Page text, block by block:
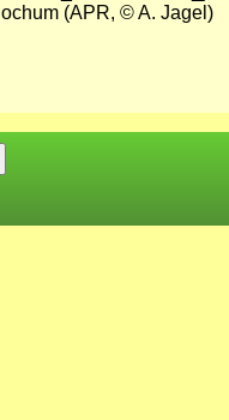
(APR, © A. Jagel)